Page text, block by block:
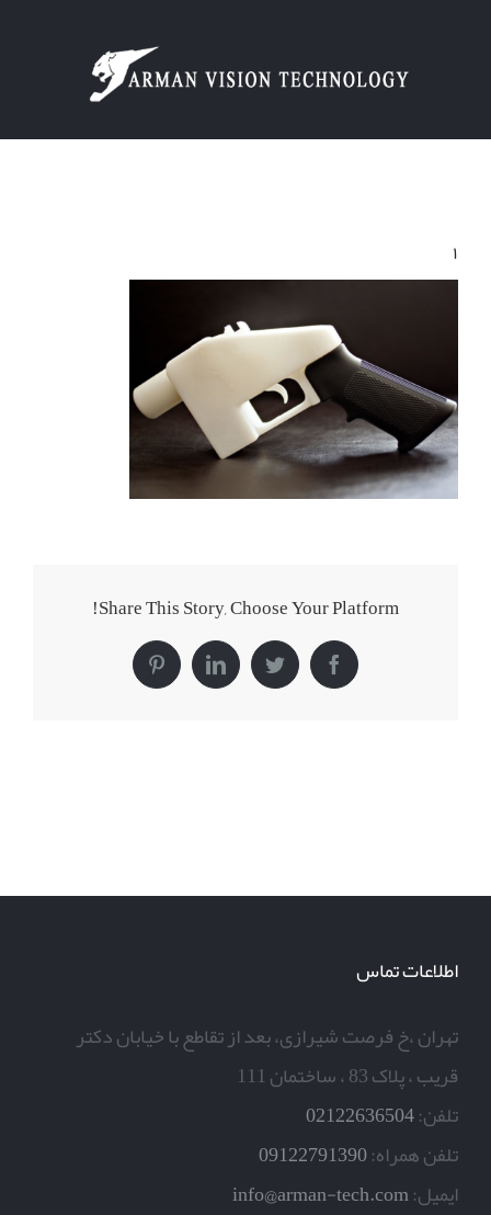
۱
Share This Story, Choose Your Platform!
Facebook
Twitter
LinkedIn
Pinterest
اطلاعات تماس
تهران ،خ فرصت شیرازی، بعد از تقاطع با خیابان دکتر
قریب ، پلاک 83 ، ساختمان 111
تلفن:02122636504
تلفن همراه:09122791390
ایمیل:info@arman-tech.com